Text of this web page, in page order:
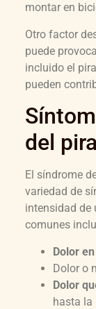
montar en
Otro factor
puede
incluido el
pueden
del
El síndrome
variedad de
intensidad de
comunes
Dolor
Dolor o
Dolor
hasta la